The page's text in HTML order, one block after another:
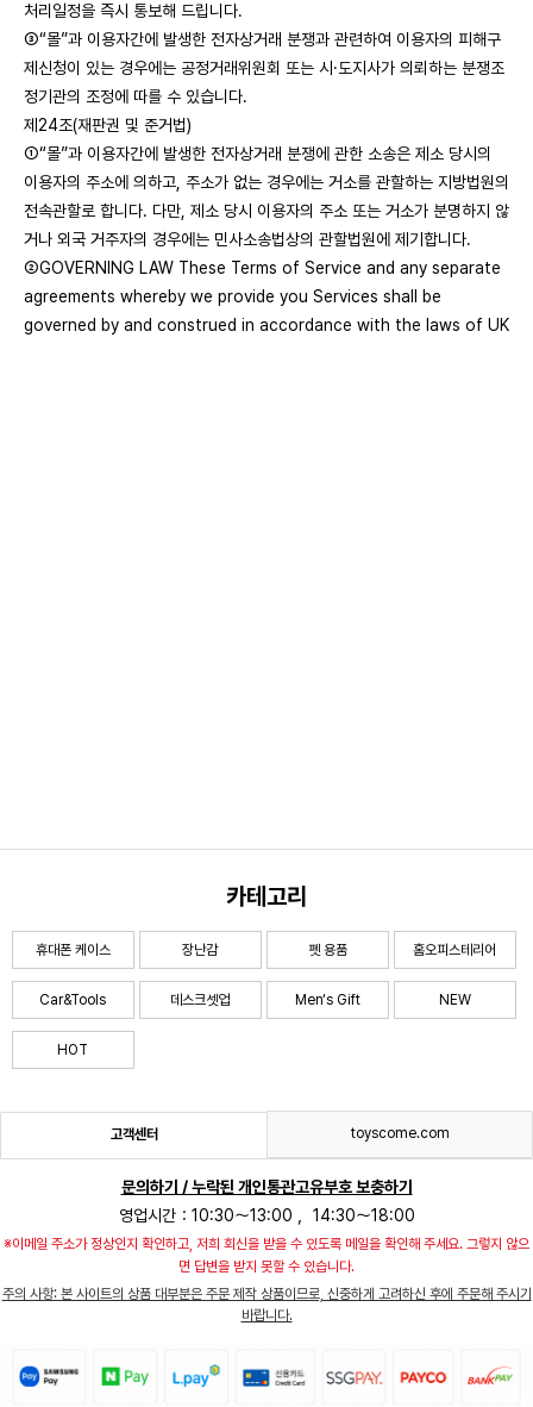
처리일정을 즉시 통보해 드립니다.
③“몰”과 이용자간에 발생한 전자상거래 분쟁과 관련하여 이용자의 피해구
제신청이 있는 경우에는 공정거래위원회 또는 시·도지사가 의뢰하는 분쟁조
정기관의 조정에 따를 수 있습니다.
제24조(재판권 및 준거법)
①“몰”과 이용자간에 발생한 전자상거래 분쟁에 관한 소송은 제소 당시의
이용자의 주소에 의하고, 주소가 없는 경우에는 거소를 관할하는 지방법원의
전속관할로 합니다. 다만, 제소 당시 이용자의 주소 또는 거소가 분명하지 않
거나 외국 거주자의 경우에는 민사소송법상의 관할법원에 제기합니다.
②GOVERNING LAW These Terms of Service and any separate
agreements whereby we provide you Services shall be
governed by and construed in accordance with the laws of UK
카테고리
휴대폰 케이스 장난감 펫 용품 홈오피스테리어
Car&Tools 데스크셋업 Men‘s Gift NEW
HOT
고객센터 toyscome.com
문의하기 / 누락된 개인통관고유부호 보충하기
영업시간：10:30～13:00 ，14:30～18:00
※이메일 주소가 정상인지 확인하고, 저희 회신을 받을 수 있도록 메일을 확인해 주세요. 그렇지 않으
면 답변을 받지 못할 수 있습니다.
주의 사항: 본 사이트의 상품 대부분은 주문 제작 상품이므로, 신중하게 고려하신 후에 주문해 주시기
바랍니다.